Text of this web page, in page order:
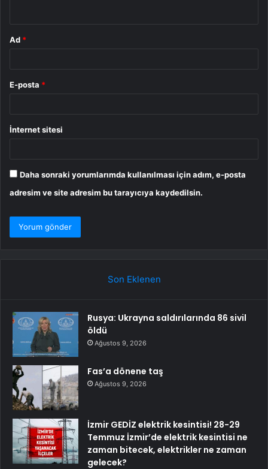
Ad *
E-posta *
İnternet sitesi
Daha sonraki yorumlarımda kullanılması için adım, e-posta
adresim ve site adresim bu tarayıcıya kaydedilsin.
Son Eklenen
Rusya: Ukrayna saldırılarında 86 sivil
öldü
Ağustos 9, 2026
Fas’a dönene taş
Ağustos 9, 2026
İzmir GEDİZ elektrik kesintisi! 28-29
Temmuz İzmir’de elektrik kesintisi ne
zaman bitecek, elektrikler ne zaman
gelecek?